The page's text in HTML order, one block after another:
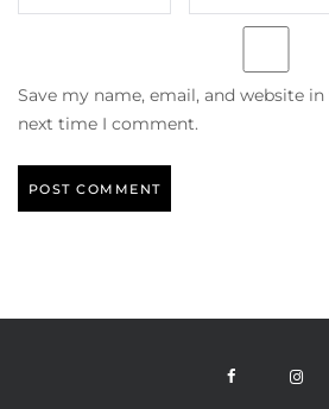
Save my name, email, and website
next time I comment.